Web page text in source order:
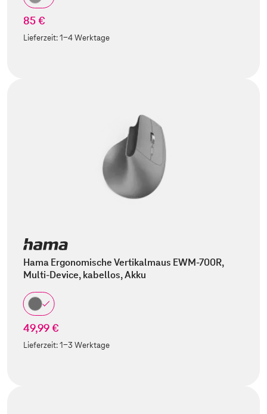
85 €
Lieferzeit:1-4 Werktage
Hama Ergonomische Vertikalmaus EWM-700R,
Multi-Device, kabellos, Akku
49,99 €
Lieferzeit:1-3 Werktage